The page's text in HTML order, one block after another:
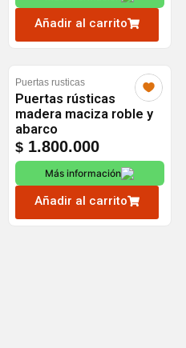
Añadir al carrito
Puertas rusticas
Puertas rústicas
madera maciza roble y
abarco
$ 1.800.000
Más información
Añadir al carrito